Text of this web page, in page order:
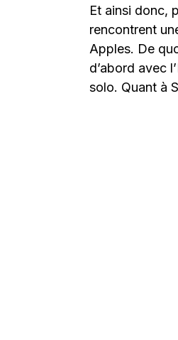
Et ainsi donc,
rencontrent
Apples. De
d’abord avec
solo. Quant à